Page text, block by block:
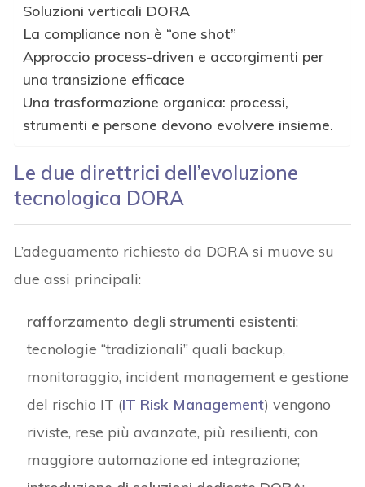
Soluzioni verticali DORA
La compliance non è “one shot”
Approccio process-driven e accorgimenti per
una transizione efficace
Una trasformazione organica: processi,
strumenti e persone devono evolvere insieme.
Le due direttrici dell’evoluzione
tecnologica DORA
L’adeguamento richiesto da DORA si muove su
due assi principali:
rafforzamento degli strumenti esistenti:
tecnologie “tradizionali” quali backup,
monitoraggio, incident management e gestione
del rischio IT (IT Risk Management) vengono
riviste, rese più avanzate, più resilienti, con
maggiore automazione ed integrazione;